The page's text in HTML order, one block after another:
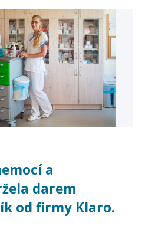
a
darem
od firmy Klaro.